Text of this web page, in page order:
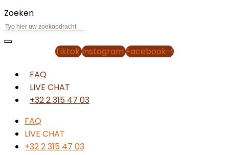
Zoeken
Tiktok Instagram Facebook-f
FAQ
LIVE CHAT
+32 2 315 47 03
FAQ
LIVE CHAT
+32 2 315 47 03